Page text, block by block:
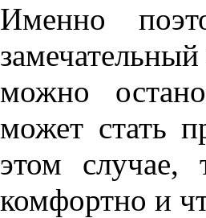
Именно
можно
может стать
этом случае,
комфортно и